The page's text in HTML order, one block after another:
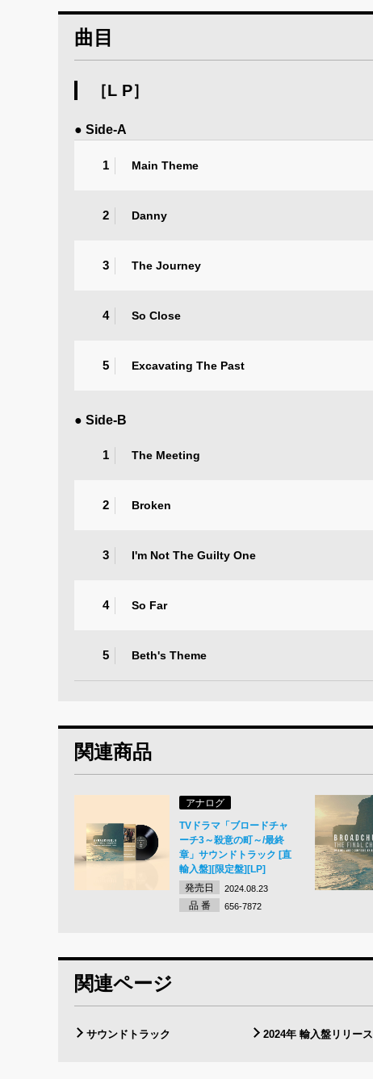
曲目
［L P］
● Side-A
1 Main Theme
2 Danny
3 The Journey
4 So Close
5 Excavating The Past
● Side-B
1 The Meeting
2 Broken
3 I'm Not The Guilty One
4 So Far
5 Beth's Theme
関連商品
アナログ
TVドラマ「ブロードチャ
ーチ3～殺意の町～/最終
章」サウンドトラック [直
輸入盤][限定盤][LP]
発売日
2024.08.23
品 番 656-7872
関連ページ
サウンドトラック 2024年 輸入盤リリース